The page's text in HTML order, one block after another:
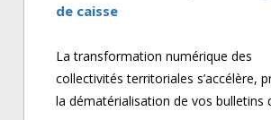
de caisse
La transformation numérique des
collectivités territoriales s’accélère,
la dématérialisation de vos bulletins